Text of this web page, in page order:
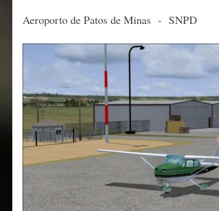
Aeroporto de Patos de Minas - SNPD